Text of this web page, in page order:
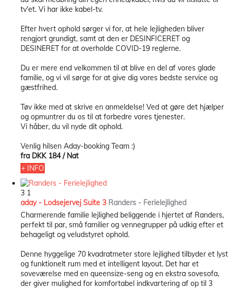
tv'et. Vi har ikke kabel-tv.
Efter hvert ophold sørger vi for, at hele lejligheden bliver
rengjort grundigt, samt at den er DESINFICERET og
DESINERET for at overholde COVID-19 reglerne.
Du er mere end velkommen til at blive en del af vores glade
familie, og vi vil sørge for at give dig vores bedste service og
gæstfrihed.
Tøv ikke med at skrive en anmeldelse! Ved at gøre det hjælper
og opmuntrer du os til at forbedre vores tjenester.
Vi håber, du vil nyde dit ophold.
Venlig hilsen Aday-booking Team :)
fra DKK 184 / Nat
+ INFO
3 1
aday - Lodsejervej Suite 3 Randers - Ferielejlighed
Charmerende familie lejlighed beliggende i hjertet af Randers,
perfekt til par, små familier og vennegrupper på udkig efter et
behageligt og veludstyret ophold.
Denne hyggelige 70 kvadratmeter store lejlighed tilbyder et lyst
og funktionelt rum med et intelligent layout. Det har et
soveværelse med en queensize-seng og en ekstra sovesofa,
der giver mulighed for komfortabel indkvartering af op til 3